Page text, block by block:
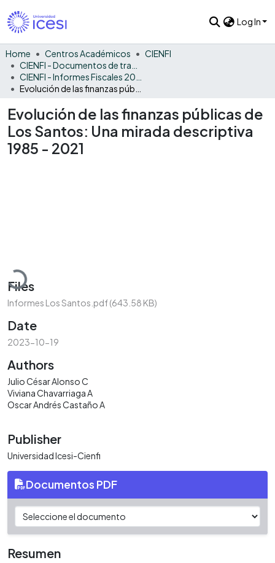
Log In
Home Centros Académicos
CIENFI
Evolución de las finanzas públicas de
Los Santos: Una mirada descriptiva
1985 - 2021
Loading...
Files
Informes Los Santos.pdf(643.58 KB)
Date
2023-10-19
Authors
Julio César Alonso C
Viviana Chavarriaga A
Oscar Andrés Castaño A
Publisher
Universidad Icesi-Cienfi
Documentos PDF
Resumen